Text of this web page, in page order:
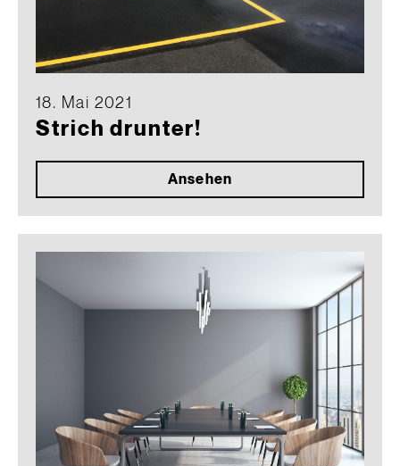
18. Mai 2021
Strich drunter!
Ansehen